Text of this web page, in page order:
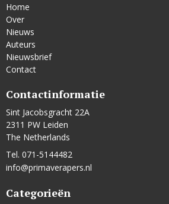
Home
Over
Nieuws
Auteurs
Nieuwsbrief
Contact
Contactinformatie
Sint Jacobsgracht 22A
2311 PW Leiden
The Netherlands
Tel. 071-5144482
info@primaverapers.nl
Categorieën